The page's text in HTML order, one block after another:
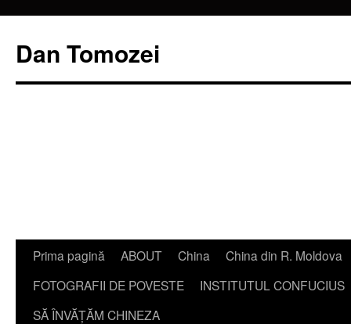
Dan Tomozei
Sari
conținut
Prima pagină ABOUT China
China din R. Moldova
FOTOGRAFII DE POVESTE
INSTITUTUL CONFUCIUS
SĂ ÎNVĂŢĂM CHINEZA